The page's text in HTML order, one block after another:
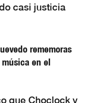
casi justicia
rememoras
en el
que Choclock y